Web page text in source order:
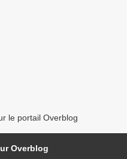
le portail Overblog
Overblog